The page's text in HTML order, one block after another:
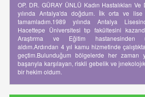
OP. DR. GÜRAY ÜNLÜ Kadın Hastalıkları
yılında Antalya'da doğdum. İlk orta ve lise
tamamladım.1989 yılında Antalya
Hacettepe Üniversitesi tıp fakültesini
Araştırma ve Eğitim hastanesinden
aldım.Ardından 4 yıl kamu hizmetinde
geçtim.Bulunduğum bölgelerde her zaman
başarıyla karşılayan, riskli gebelik ve
bir hekim oldum.